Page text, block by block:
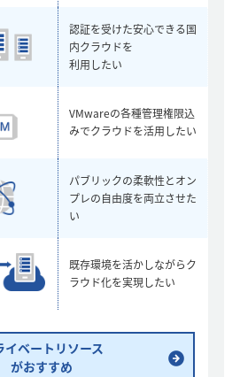
認証を受けた安心できる国
内クラウドを
利用したい
VMwareの各種管理権限込
みでクラウドを活用したい
パブリックの柔軟性とオン
プレの自由度を両立させた
い
既存環境を活かしながらク
ラウド化を実現したい
イベートリソース
がおすすめ